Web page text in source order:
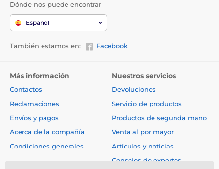
Aplicación para descargar
La aplicación básica Tractive GPS Pet Finder es
gratuita para smartphones y tablets con iOS,Android
sistema son iOS 11 y Android 5.0.
Dónde nos puede encontrar
Español
También estamos en: Facebook
Más información
Contactos
Reclamaciones
Envíos y pagos
Acerca de la compañía
Condiciones generales
Nuestros servicios
Devoluciones
Servicio de productos
Productos de segunda mano
Venta al por mayor
Artículos y noticias
Consejos de expertos